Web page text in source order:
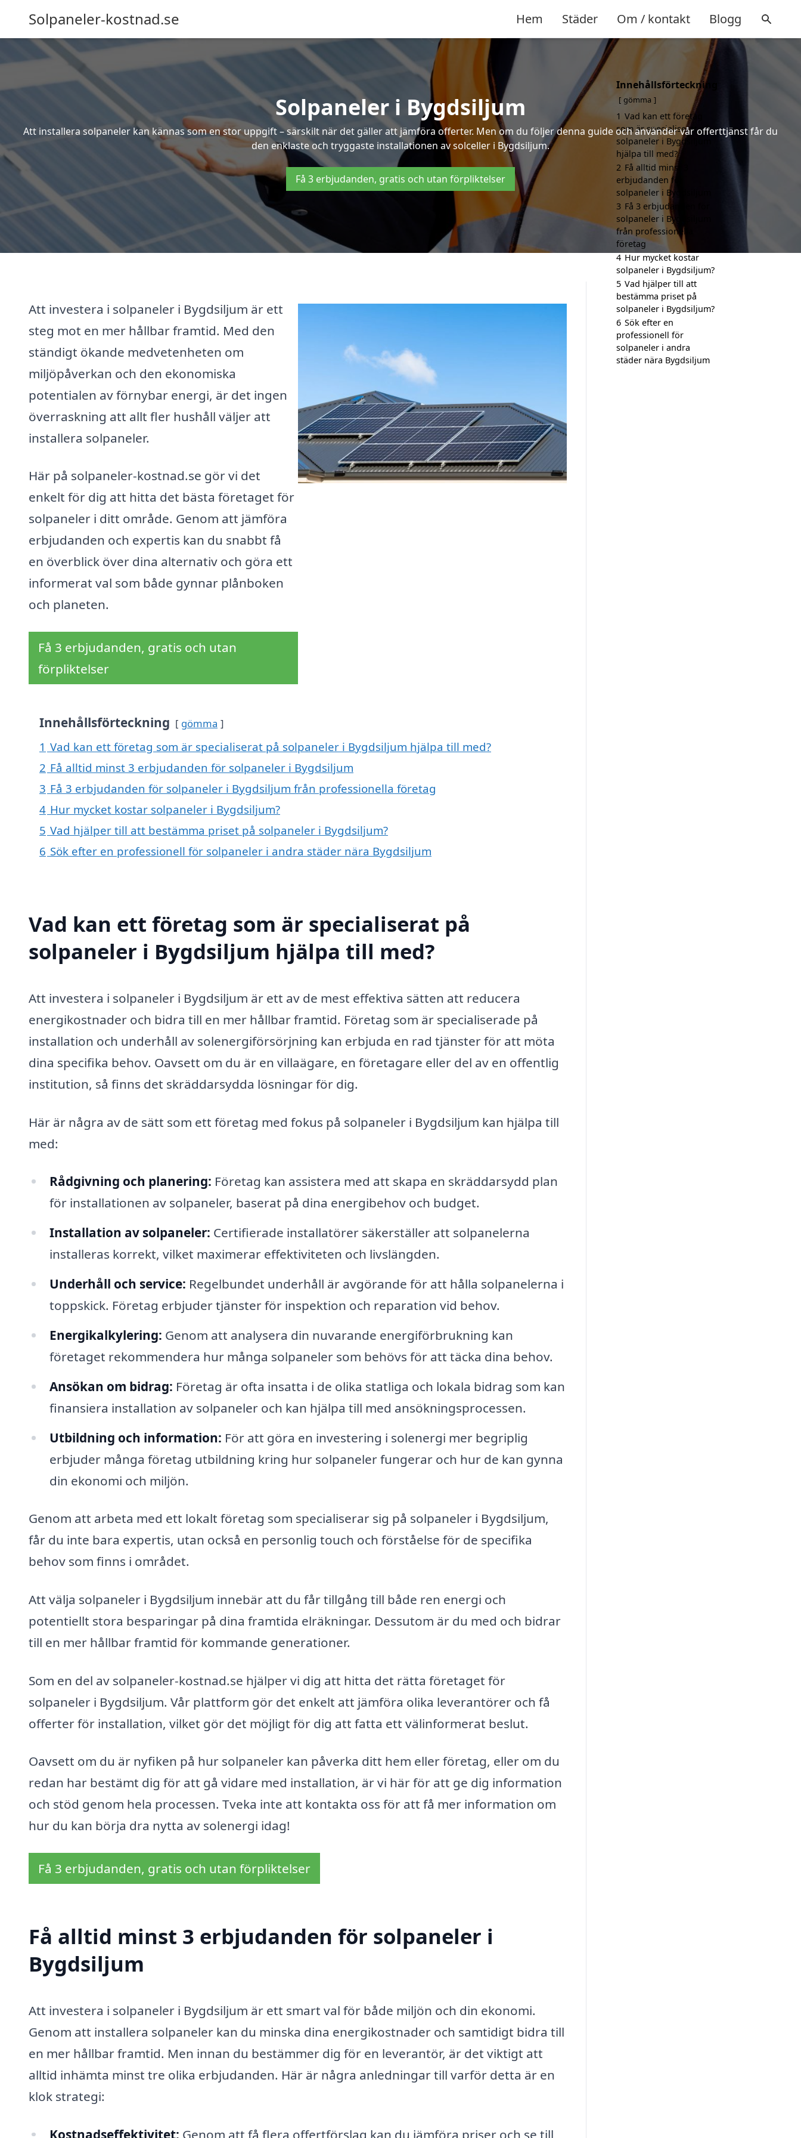
Solpaneler-kostnad.se Hem Städer Om / kontakt Blogg
Solpaneler i Bygdsiljum
Att installera solpaneler kan kännas som en stor uppgift – särskilt när det gäller att jämföra offerter. Men om du följer denna guide och använder vår offerttjänst får du
den enklaste och tryggaste installationen av solceller i Bygdsiljum.
Få 3 erbjudanden, gratis och utan förpliktelser
Att investera i solpaneler i Bygdsiljum är ett
steg mot en mer hållbar framtid. Med den
ständigt ökande medvetenheten om
miljöpåverkan och den ekonomiska
potentialen av förnybar energi, är det ingen
överraskning att allt fler hushåll väljer att
installera solpaneler.
Här på solpaneler-kostnad.se gör vi det
enkelt för dig att hitta det bästa företaget för
solpaneler i ditt område. Genom att jämföra
erbjudanden och expertis kan du snabbt få
en överblick över dina alternativ och göra ett
informerat val som både gynnar plånboken
och planeten.
Få 3 erbjudanden, gratis och utan
förpliktelser
Innehållsförteckning gömma
1 Vad kan ett företag som är specialiserat på solpaneler i Bygdsiljum hjälpa till med?
2 Få alltid minst 3 erbjudanden för solpaneler i Bygdsiljum
3 Få 3 erbjudanden för solpaneler i Bygdsiljum från professionella företag
4 Hur mycket kostar solpaneler i Bygdsiljum?
5 Vad hjälper till att bestämma priset på solpaneler i Bygdsiljum?
6 Sök efter en professionell för solpaneler i andra städer nära Bygdsiljum
Vad kan ett företag som är specialiserat på
solpaneler i Bygdsiljum hjälpa till med?
Att investera i solpaneler i Bygdsiljum är ett av de mest effektiva sätten att reducera
energikostnader och bidra till en mer hållbar framtid. Företag som är specialiserade på
installation och underhåll av solenergiförsörjning kan erbjuda en rad tjänster för att möta
dina specifika behov. Oavsett om du är en villaägare, en företagare eller del av en offentlig
institution, så finns det skräddarsydda lösningar för dig.
Här är några av de sätt som ett företag med fokus på solpaneler i Bygdsiljum kan hjälpa till
med:
Rådgivning och planering: Företag kan assistera med att skapa en skräddarsydd plan
för installationen av solpaneler, baserat på dina energibehov och budget.
Installation av solpaneler: Certifierade installatörer säkerställer att solpanelerna
installeras korrekt, vilket maximerar effektiviteten och livslängden.
Underhåll och service: Regelbundet underhåll är avgörande för att hålla solpanelerna i
toppskick. Företag erbjuder tjänster för inspektion och reparation vid behov.
Energikalkylering: Genom att analysera din nuvarande energiförbrukning kan
företaget rekommendera hur många solpaneler som behövs för att täcka dina behov.
Ansökan om bidrag: Företag är ofta insatta i de olika statliga och lokala bidrag som kan
finansiera installation av solpaneler och kan hjälpa till med ansökningsprocessen.
Utbildning och information: För att göra en investering i solenergi mer begriplig
erbjuder många företag utbildning kring hur solpaneler fungerar och hur de kan gynna
din ekonomi och miljön.
Genom att arbeta med ett lokalt företag som specialiserar sig på solpaneler i Bygdsiljum,
får du inte bara expertis, utan också en personlig touch och förståelse för de specifika
behov som finns i området.
Att välja solpaneler i Bygdsiljum innebär att du får tillgång till både ren energi och
potentiellt stora besparingar på dina framtida elräkningar. Dessutom är du med och bidrar
till en mer hållbar framtid för kommande generationer.
Som en del av solpaneler-kostnad.se hjälper vi dig att hitta det rätta företaget för
solpaneler i Bygdsiljum. Vår plattform gör det enkelt att jämföra olika leverantörer och få
offerter för installation, vilket gör det möjligt för dig att fatta ett välinformerat beslut.
Oavsett om du är nyfiken på hur solpaneler kan påverka ditt hem eller företag, eller om du
redan har bestämt dig för att gå vidare med installation, är vi här för att ge dig information
och stöd genom hela processen. Tveka inte att kontakta oss för att få mer information om
hur du kan börja dra nytta av solenergi idag!
Få 3 erbjudanden, gratis och utan förpliktelser
Få alltid minst 3 erbjudanden för solpaneler i
Bygdsiljum
Att investera i solpaneler i Bygdsiljum är ett smart val för både miljön och din ekonomi.
Genom att installera solpaneler kan du minska dina energikostnader och samtidigt bidra till
en mer hållbar framtid. Men innan du bestämmer dig för en leverantör, är det viktigt att
alltid inhämta minst tre olika erbjudanden. Här är några anledningar till varför detta är en
klok strategi:
Kostnadseffektivitet: Genom att få flera offertförslag kan du jämföra priser och se till
Innehållsförteckning
gömma
1 Vad kan ett företag
som är specialiserat på
solpaneler i Bygdsiljum
hjälpa till med?
2 Få alltid minst 3
erbjudanden för
solpaneler i Bygdsiljum
3 Få 3 erbjudanden för
solpaneler i Bygdsiljum
från professionella
företag
4 Hur mycket kostar
solpaneler i Bygdsiljum?
5 Vad hjälper till att
bestämma priset på
solpaneler i Bygdsiljum?
6 Sök efter en
professionell för
solpaneler i andra
städer nära Bygdsiljum